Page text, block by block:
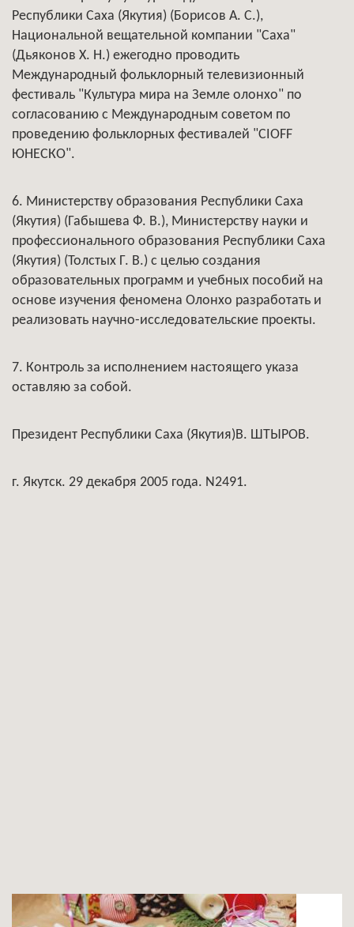
Республики Саха (Якутия) (Борисов А. С.),
Национальной вещательной компании "Саха"
(Дьяконов Х. Н.) ежегодно проводить
Международный фольклорный телевизионный
фестиваль "Культура мира на Земле олонхо" по
согласованию с Международным советом по
проведению фольклорных фестивалей "CIOFF
ЮНЕСКО".
6. Министерству образования Республики Саха
(Якутия) (Габышева Ф. В.), Министерству науки и
профессионального образования Республики Саха
(Якутия) (Толстых Г. В.) с целью создания
образовательных программ и учебных пособий на
основе изучения феномена Олонхо разработать и
реализовать научно-исследовательские проекты.
7. Контроль за исполнением настоящего указа
оставляю за собой.
Президент Республики Саха (Якутия)В. ШТЫРОВ.
г. Якутск. 29 декабря 2005 года. N2491.